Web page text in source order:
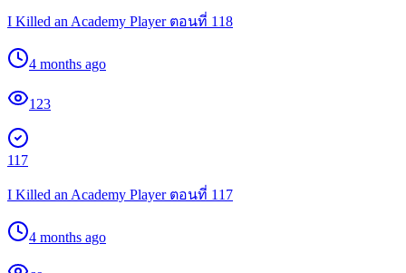
I Killed an Academy Player ตอนที่ 118
4 months ago
123
117
I Killed an Academy Player ตอนที่ 117
4 months ago